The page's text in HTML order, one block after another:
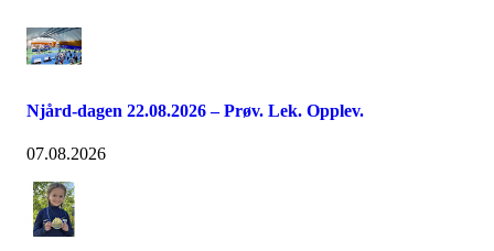
Njård-dagen 22.08.2026 – Prøv. Lek. Opplev.
07.08.2026